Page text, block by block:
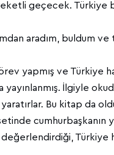
geçecek.
aradım, buldum
yapmış ve Türkiye
yayınlanmış. İlgiyle
Bu kitap da
cumhurbaşkanın